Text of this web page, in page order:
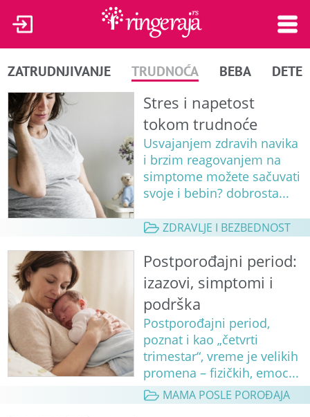
ZATRUDNJIVANJE TRUDNOĆA BEBA DETE
Stres i napetost
tokom trudnoće
Usvajanjem zdravih navika
i brzim reagovanjem na
simptome možete sačuvati
svoje i bebin? dobrosta...
ZDRAVLJE I BEZBEDNOST
Postporođajni period:
izazovi, simptomi i
podrška
Postporođajni period,
poznat i kao „četvrti
trimestar“, vreme je velikih
promena – fizičkih, emoc...
MAMA POSLE POROĐAJA